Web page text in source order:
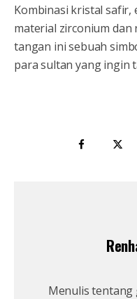
Kombinasi kristal safir,
material zirconium
tangan ini sebuah
para sultan yang ingin
Menulis tentang